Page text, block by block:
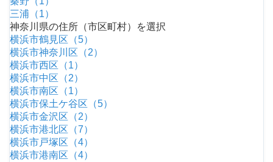
三浦（1）
神奈川県の住所（市区町村）を選択
横浜市鶴見区（5）
横浜市神奈川区（2）
横浜市西区（1）
横浜市中区（2）
横浜市南区（1）
横浜市保土ケ谷区（5）
横浜市金沢区（2）
横浜市港北区（7）
横浜市戸塚区（4）
横浜市港南区（4）